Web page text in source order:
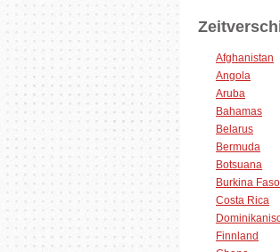
Afghanistan
Angola
Aruba
Bahamas
Belarus
Bermuda
Botsuana
Burkina Faso
Costa Rica
Finnland